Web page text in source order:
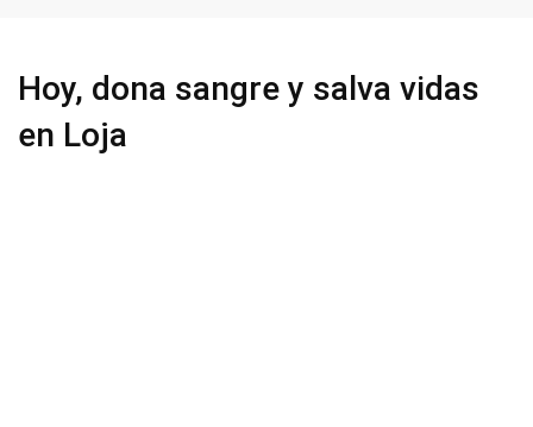
Hoy, dona sangre y salva vidas
en Loja